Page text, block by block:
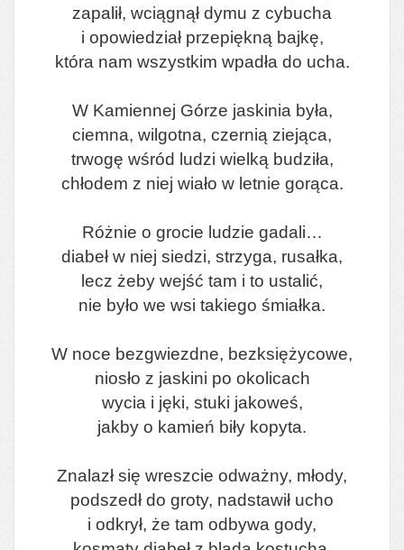
zapalił, wciągnął dymu z cybucha
i opowiedział przepiękną bajkę,
która nam wszystkim wpadła do ucha.
W Kamiennej Górze jaskinia była,
ciemna, wilgotna, czernią ziejąca,
trwogę wśród ludzi wielką budziła,
chłodem z niej wiało w letnie gorąca.
Różnie o grocie ludzie gadali…
diabeł w niej siedzi, strzyga, rusałka,
lecz żeby wejść tam i to ustalić,
nie było we wsi takiego śmiałka.
W noce bezgwiezdne, bezksiężycowe,
niosło z jaskini po okolicach
wycia i jęki, stuki jakoweś,
jakby o kamień biły kopyta.
Znalazł się wreszcie odważny, młody,
podszedł do groty, nadstawił ucho
i odkrył, że tam odbywa gody,